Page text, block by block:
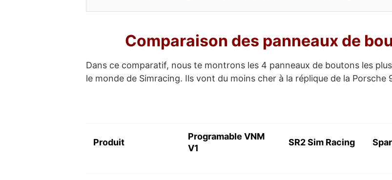
Comparaison des panneaux de
Dans ce comparatif, nous te montrons les 4 panneaux de boutons les
le monde de Simracing. Ils vont du moins cher à la réplique de la Porsche
Produit
Programable VNM
V1
SR2 Sim Racing